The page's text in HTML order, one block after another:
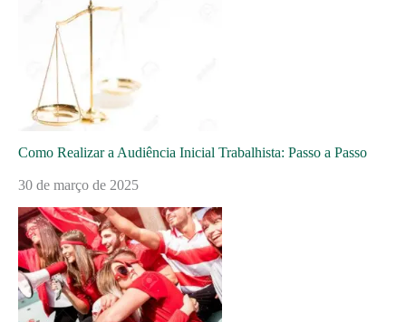
Como Realizar a Audiência Inicial Trabalhista: Passo a Passo
30 de março de 2025